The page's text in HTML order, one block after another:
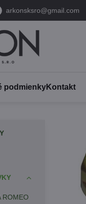
arkonsksro@gmail.com
podmienkyKontakt
ROMEO